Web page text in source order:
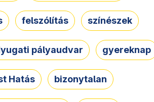
felszólítás színészek
pályaudvar gyereknap
Hatás bizonytalan